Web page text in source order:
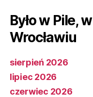
Było w Pile,
Wrocławiu
sierpień 2026
lipiec 2026
czerwiec 2026